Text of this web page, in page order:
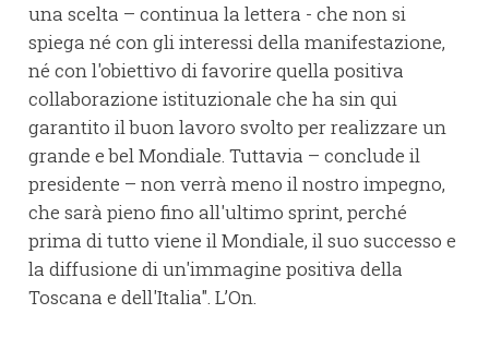
una scelta – continua la lettera - che non si
spiega né con gli interessi della manifestazione,
né con l'obiettivo di favorire quella positiva
collaborazione istituzionale che ha sin qui
garantito il buon lavoro svolto per realizzare un
grande e bel Mondiale. Tuttavia – conclude il
presidente – non verrà meno il nostro impegno,
che sarà pieno fino all'ultimo sprint, perché
prima di tutto viene il Mondiale, il suo successo e
la diffusione di un'immagine positiva della
Toscana e dell'Italia". L’On.